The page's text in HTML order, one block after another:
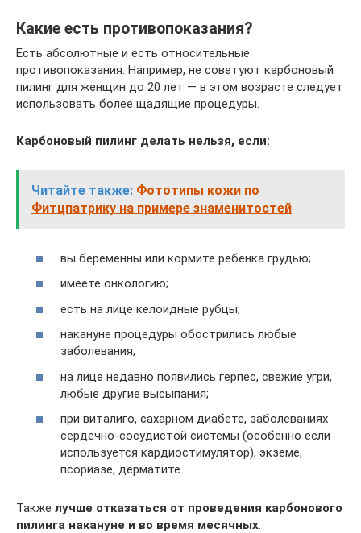
Какие есть противопоказания?
Есть абсолютные и есть относительные
противопоказания. Например, не советуют карбоновый
пилинг для женщин до 20 лет — в этом возрасте следует
использовать более щадящие процедуры.
Карбоновый пилинг делать нельзя, если:
Читайте также: Фототипы кожи по
Фитцпатрику на примере знаменитостей
вы беременны или кормите ребенка грудью;
имеете онкологию;
есть на лице келоидные рубцы;
накануне процедуры обострились любые
заболевания;
на лице недавно появились герпес, свежие угри,
любые другие высыпания;
при виталиго, сахарном диабете, заболеваниях
сердечно-сосудистой системы (особенно если
используется кардиостимулятор), экземе,
псориазе, дерматите.
Также лучше отказаться от проведения карбонового
пилинга накануне и во время месячных.